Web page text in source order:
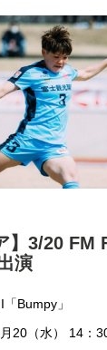
】3/20 FM
演
Bumpy」
20（水） 14：